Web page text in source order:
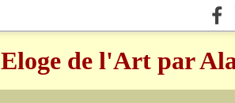
Eloge de l'Art par